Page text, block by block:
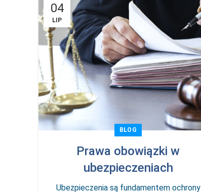
04
LIP
BLOG
Prawa obowiązki w
ubezpieczeniach
Ubezpieczenia są fundamentem ochrony